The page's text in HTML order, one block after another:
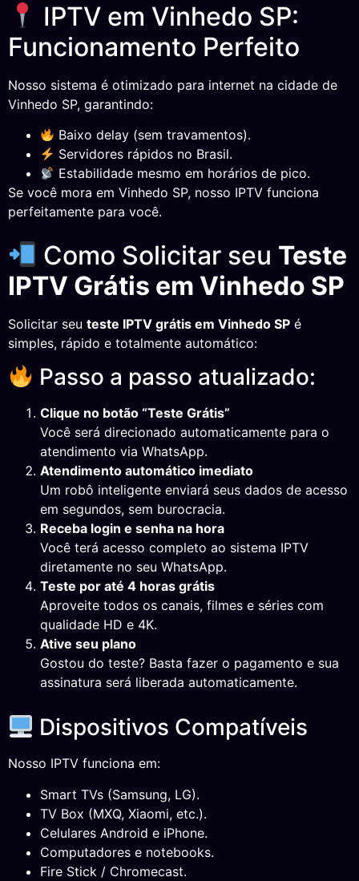
IPTV em Vinhedo SP:
Funcionamento Perfeito
Nosso sistema é otimizado para internet na cidade de
Vinhedo SP, garantindo:
Baixo delay (sem travamentos).
Servidores rápidos no Brasil.
Estabilidade mesmo em horários de pico.
Se você mora em Vinhedo SP, nosso IPTV funciona
perfeitamente para você.
Como Solicitar seu Teste
IPTV Grátis em Vinhedo SP
Solicitar seu teste IPTV grátis em Vinhedo SP é
simples, rápido e totalmente automático:
Passo a passo atualizado:
Clique no botão “Teste Grátis”
Você será direcionado automaticamente para o
atendimento via WhatsApp.
Atendimento automático imediato
Um robô inteligente enviará seus dados de acesso
em segundos, sem burocracia.
Receba login e senha na hora
Você terá acesso completo ao sistema IPTV
diretamente no seu WhatsApp.
Teste por até 4 horas grátis
Aproveite todos os canais, filmes e séries com
qualidade HD e 4K.
Ative seu plano
Gostou do teste? Basta fazer o pagamento e sua
assinatura será liberada automaticamente.
Dispositivos Compatíveis
Nosso IPTV funciona em:
Smart TVs (Samsung, LG).
TV Box (MXQ, Xiaomi, etc.).
Celulares Android e iPhone.
Computadores e notebooks.
Fire Stick / Chromecast.